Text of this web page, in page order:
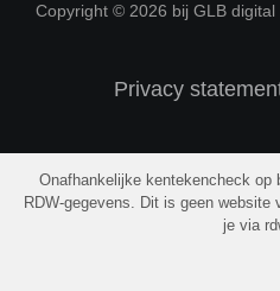
Copyright © 2026 bij GLB
Privacy
Onafhankelijke kentekencheck op
RDW-gegevens. Dit is geen website
je via